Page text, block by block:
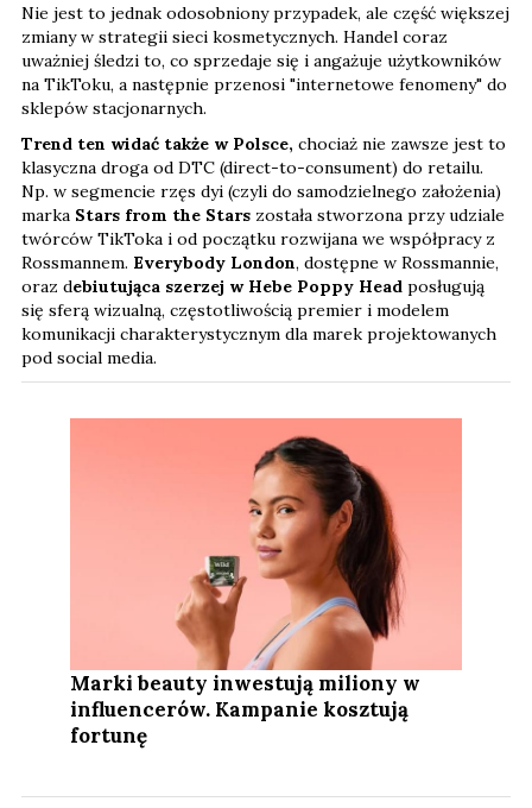
Nie jest to jednak odosobniony przypadek, ale część większej
zmiany w strategii sieci kosmetycznych. Handel coraz
uważniej śledzi to, co sprzedaje się i angażuje użytkowników
na TikToku, a następnie przenosi "internetowe fenomeny" do
sklepów stacjonarnych.
Trend ten widać także w Polsce, chociaż nie zawsze jest to
klasyczna droga od DTC (direct-to-consument) do retailu.
Np. w segmencie rzęs dyi (czyli do samodzielnego założenia)
marka Stars from the Stars została stworzona przy udziale
twórców TikToka i od początku rozwijana we współpracy z
Rossmannem. Everybody London, dostępne w Rossmannie,
oraz debiutująca szerzej w Hebe Poppy Head posługują
się sferą wizualną, częstotliwością premier i modelem
komunikacji charakterystycznym dla marek projektowanych
pod social media.
Marki beauty inwestują miliony w
influencerów. Kampanie kosztują
fortunę